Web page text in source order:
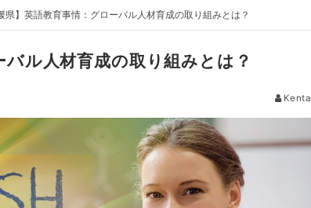
県】英語教育事情：グローバル人材育成の取り組みとは？
バル人材育成の取り組みとは？
Kenta